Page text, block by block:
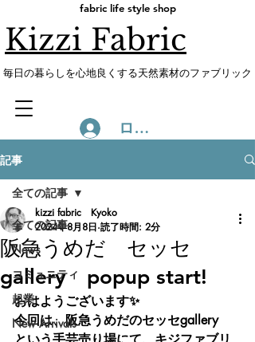
fabric life style shop
Kizzi Fabric
​毎日の暮らしを心地良くする天然素材のファブリック
ログイン
記事
全ての記事
News
コミュニティ
起業
New Arrivals
全ての記事
阪急うめだ セッセ
gallery popup start!
kizzi fabric Kyoko
2024年8月8日 読了時間: 2分
おはようございます✨
今回は、阪急うめだのセッセgallery